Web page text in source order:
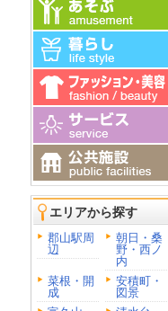
エリアから探す
郡山駅周
辺
朝日・桑
野・西ノ
内
菜根・開
成
安積町・
図景